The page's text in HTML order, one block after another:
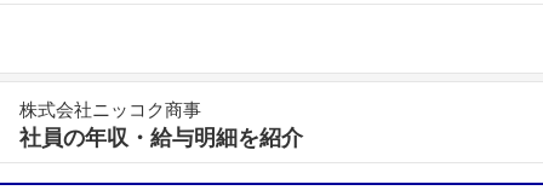
株式会社ニッコク商事
社員の年収・給与明細を紹介